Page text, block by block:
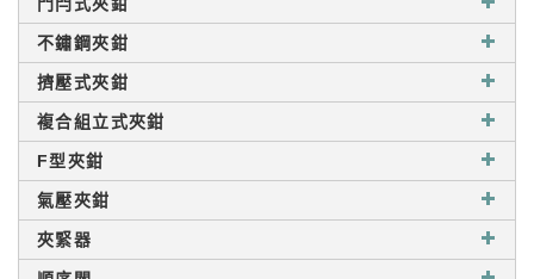
不鏽鋼夾鉗
擠壓式夾鉗
複合組立式夾鉗
F型夾鉗
氣壓夾鉗
夾緊器